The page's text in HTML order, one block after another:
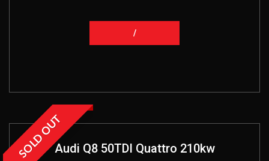
/
SOLD OUTAudi Q8 50TDI Quattro 210kw